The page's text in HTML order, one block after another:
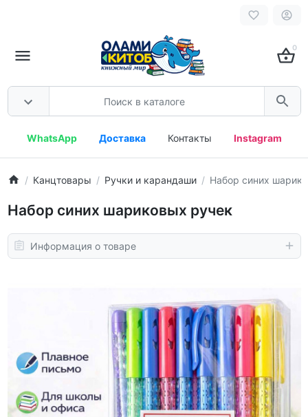
0
WhatsApp Доставка Контакты Instagram
Канцтовары Ручки и карандаши Набор синих
Набор синих шариковых ручек
Информация о товаре